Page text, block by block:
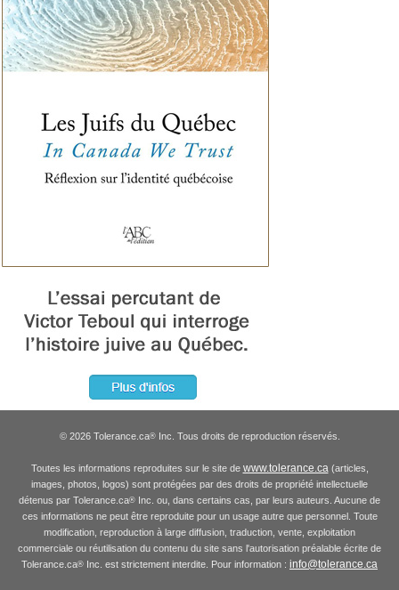
© 2026 Tolerance.ca®Inc. Tous droits de reproduction réservés.
Toutes les informations reproduites sur le site de www.tolerance.ca(articles,
images, photos, logos) sont protégées par des droits de propriété intellectuelle
détenus par Tolerance.ca® Inc. ou, dans certains cas, par leurs auteurs. Aucune de
ces informations ne peut être reproduite pour un usage autre que personnel. Toute
modification, reproduction à large diffusion, traduction, vente, exploitation
commerciale ou réutilisation du contenu du site sans l'autorisation préalable écrite de
Tolerance.ca® Inc. est strictement interdite. Pour information : info@tolerance.ca